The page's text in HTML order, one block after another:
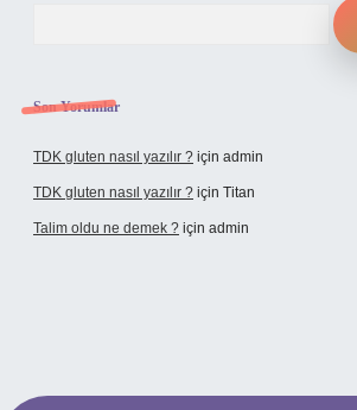
Son Yorumlar
TDK gluten nasıl yazılır ? için admin
TDK gluten nasıl yazılır ? için Titan
Talim oldu ne demek ? için admin